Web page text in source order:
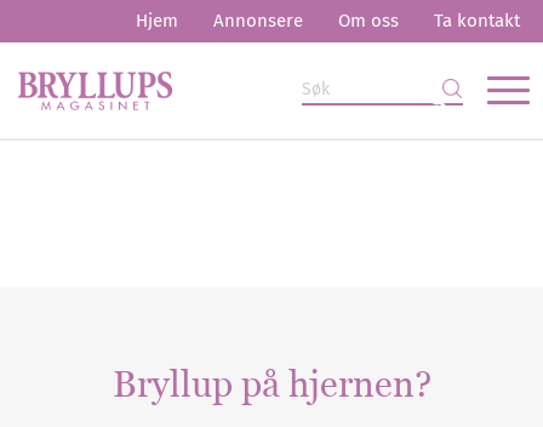
Hjem Annonsere Om oss Ta kontakt
Bryllup på hjernen?